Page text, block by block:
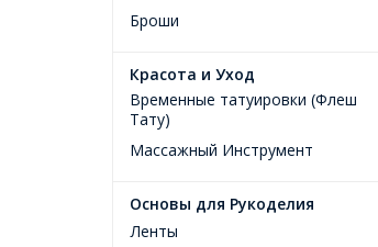
Броши
Красота и Уход
Временные татуировки (Флеш
Тату)
Массажный Инструмент
Основы для Рукоделия
Ленты